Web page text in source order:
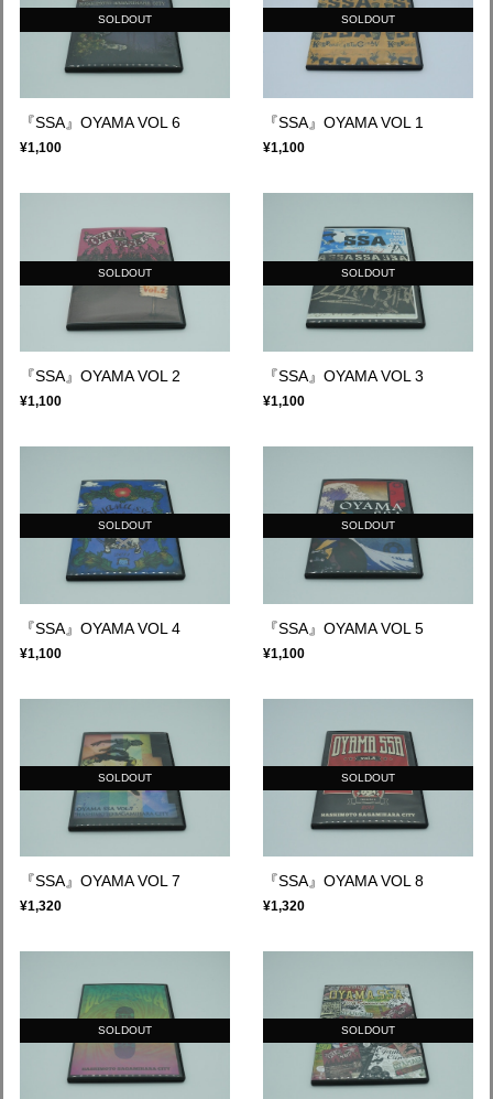
SOLDOUT
『SSA』OYAMA VOL 6
¥1,100
SOLDOUT
『SSA』OYAMA VOL 1
¥1,100
SOLDOUT
『SSA』OYAMA VOL 2
¥1,100
SOLDOUT
『SSA』OYAMA VOL 3
¥1,100
SOLDOUT
『SSA』OYAMA VOL 4
¥1,100
SOLDOUT
『SSA』OYAMA VOL 5
¥1,100
SOLDOUT
『SSA』OYAMA VOL 7
¥1,320
SOLDOUT
『SSA』OYAMA VOL 8
¥1,320
SOLDOUT SOLDOUT